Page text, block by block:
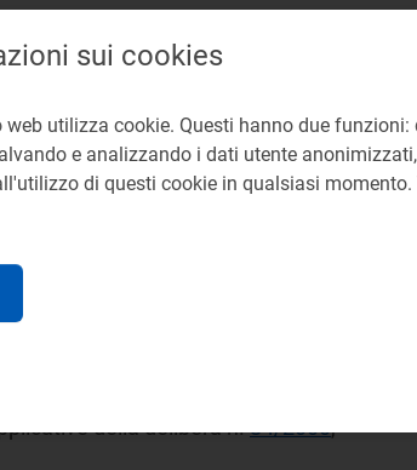
dell'introduzione delle opzioni tariffarie
2000 implica il mantenimento per gli
dall'Autorità e della relativa riduzione
prezzi internazionali dei
dell'euro hanno determinato aumenti
delle riduzioni disposte per il 2000.
senza gli interventi dell'Autorità.
della delibera n.84/2000,
sui cookies
web utilizza cookie. Questi hanno due
e analizzando i dati utente
di questi cookie in qualsiasi